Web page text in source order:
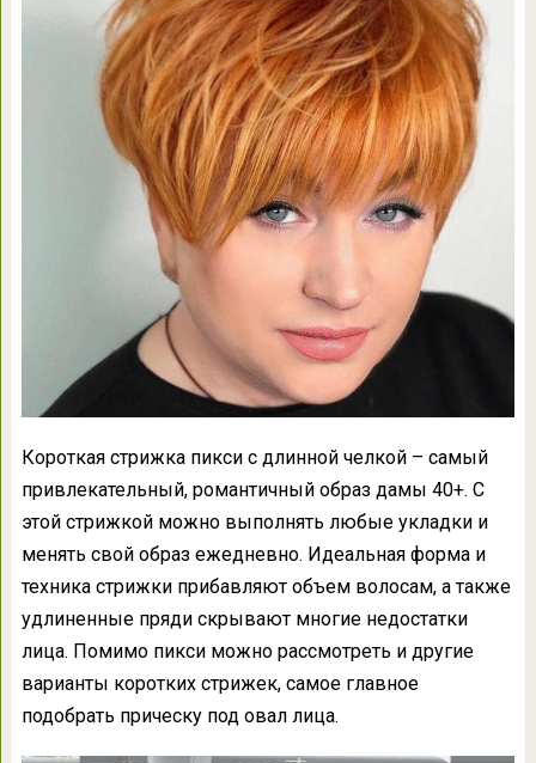
Короткая стрижка пикси с длинной челкой – самый
привлекательный, романтичный образ дамы 40+. С
этой стрижкой можно выполнять любые укладки и
менять свой образ ежедневно. Идеальная форма и
техника стрижки прибавляют объем волосам, а также
удлиненные пряди скрывают многие недостатки
лица. Помимо пикси можно рассмотреть и другие
варианты коротких стрижек, самое главное
подобрать прическу под овал лица.